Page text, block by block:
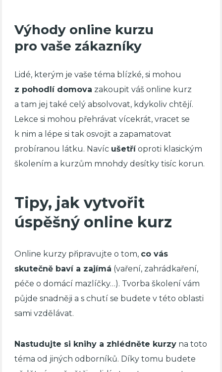
Výhody online kurzu
pro vaše zákazníky
Lidé, kterým je vaše téma blízké, si mohou
z pohodlí domova zakoupit váš online kurz
a tam jej také celý absolvovat, kdykoliv chtějí.
Lekce si mohou přehrávat vícekrát, vracet se
k nim a lépe si tak osvojit a zapamatovat
probíranou látku. Navíc ušetříoproti klasickým
školením a kurzům mnohdy desítky tisíc korun.
Tipy, jak vytvořit
úspěšný online kurz
Online kurzy připravujte o tom, co vás
skutečně baví a zajímá (vaření, zahrádkaření,
péče o domácí mazlíčky…). Tvorba školení vám
půjde snadněji a s chutí se budete v této oblasti
sami vzdělávat.
Nastudujte si knihy a zhlédněte kurzy na toto
téma od jiných odborníků. Díky tomu budete